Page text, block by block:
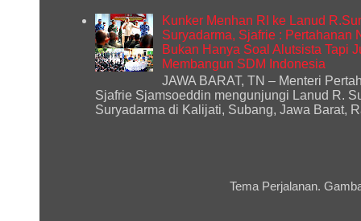
Kunker Menhan RI ke Lanud
Suryadarma, Sjafrie : Pertahanan
Bukan Hanya Soal Alutsista Tapi
Membangun SDM Indonesia
JAWA BARAT, TN – Menteri
Sjafrie Sjamsoeddin mengunjungi Lanud R.
Suryadarma di Kalijati, Subang, Jawa Barat,
Tema Perjalanan.